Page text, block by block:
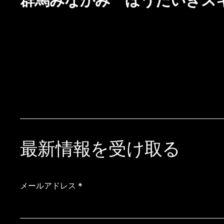
最新情報を受け取る
メールアドレス